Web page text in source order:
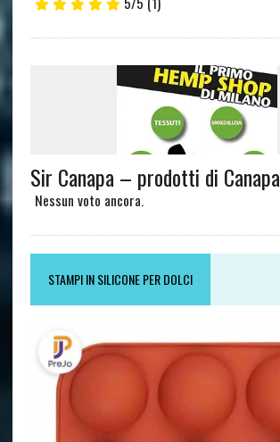
Sir Canapa – prodotti di Canapa
Nessun voto ancora.
STAMPI IN SILICONE PER DOLCI